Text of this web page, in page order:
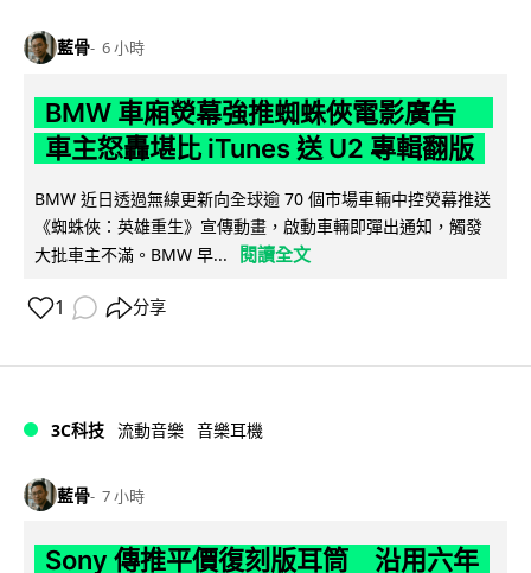
藍骨 6 小時
BMW 車廂熒幕強推蜘蛛俠電影廣告
車主怒轟堪比 iTunes 送 U2 專輯翻版
BMW 近日透過無線更新向全球逾 70 個市場車輛中控熒幕推送
《蜘蛛俠：英雄重生》宣傳動畫，啟動車輛即彈出通知，觸發
大批車主不滿。BMW 早...
閱讀全文
1 分享
3C科技 流動音樂 音樂耳機
藍骨 7 小時
Sony 傳推平價復刻版耳筒 沿用六年